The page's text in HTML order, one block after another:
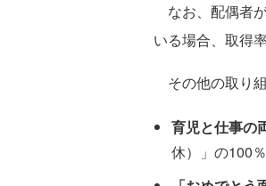
なお、配偶者
いる場合、取得
その他の取り
育児と仕事の
休）」の100